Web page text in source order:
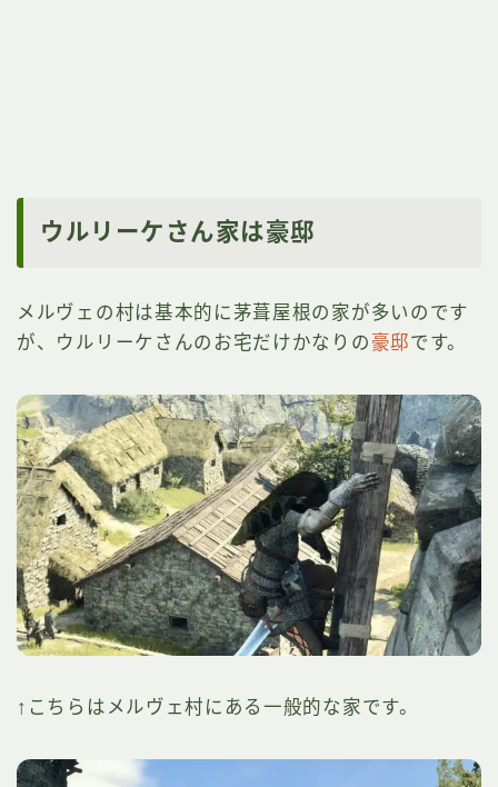
ウルリーケさん家は豪邸
メルヴェの村は基本的に茅葺屋根の家が多いのです
が、ウルリーケさんのお宅だけかなりの 豪邸です。
↑こちらはメルヴェ村にある一般的な家です。